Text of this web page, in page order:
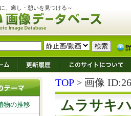
、癒し・憩いを見つける～
TOP> 画像
ムラサキ
物の推移